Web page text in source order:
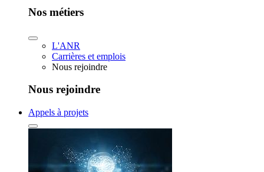
Nos métiers
L'ANR
Carrières et emplois
Nous rejoindre
Nous rejoindre
Appels à projets